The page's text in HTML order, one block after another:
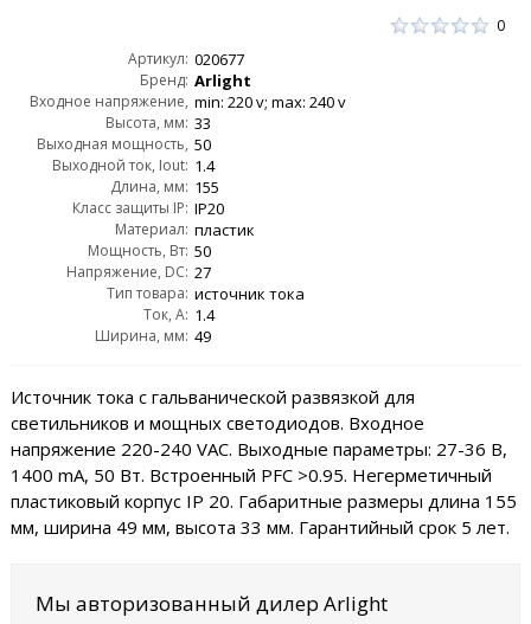
0
Артикул: 020677
Бренд: Arlight
Входное напряжение,
AC:
min: 220 v; max: 240 v
Высота, мм: 33
Выходная мощность,
Wout:
50
Выходной ток, Iout: 1.4
Длина, мм: 155
Класс защиты IP: IP20
Материал: пластик
Мощность, Вт: 50
Напряжение, DC: 27
Тип товара: источник тока
Ток, А: 1.4
Ширина, мм: 49
Источник тока с гальванической развязкой для
светильников и мощных светодиодов. Входное
напряжение 220-240 VAC. Выходные параметры: 27-36 В,
1400 mА, 50 Вт. Встроенный PFC >0.95. Негерметичный
пластиковый корпус IP 20. Габаритные размеры длина 155
мм, ширина 49 мм, высота 33 мм. Гарантийный срок 5 лет.
Мы авторизованный дилер Arlight